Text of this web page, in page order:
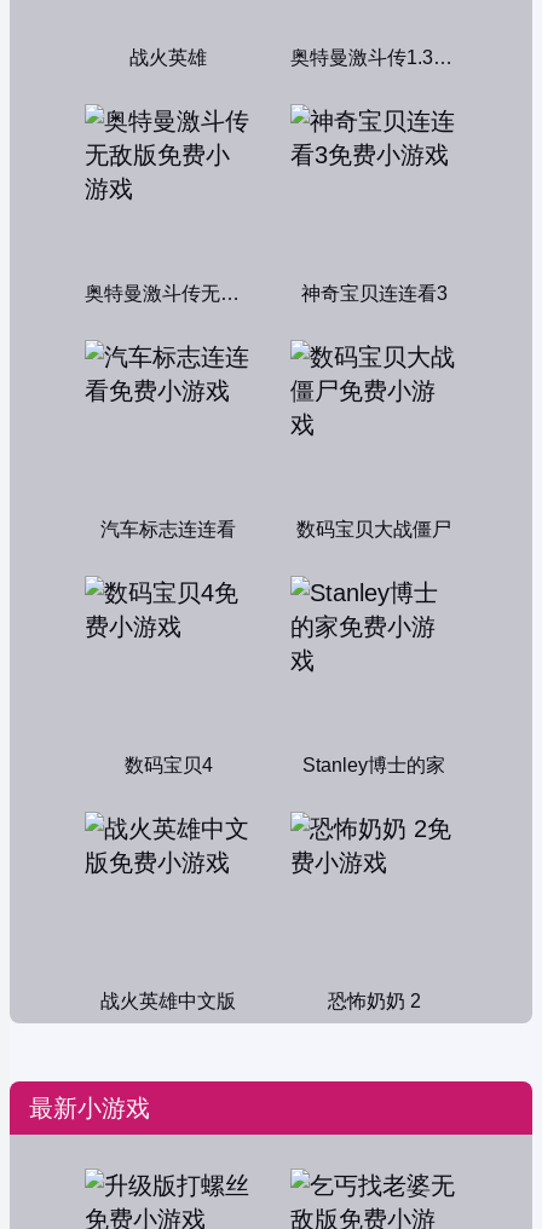
战火英雄 奥特曼激斗传1.3双人版
奥特曼激斗传无敌版 神奇宝贝连连看3
汽车标志连连看 数码宝贝大战僵尸
数码宝贝4 Stanley博士的家
战火英雄中文版 恐怖奶奶 2
最新小游戏